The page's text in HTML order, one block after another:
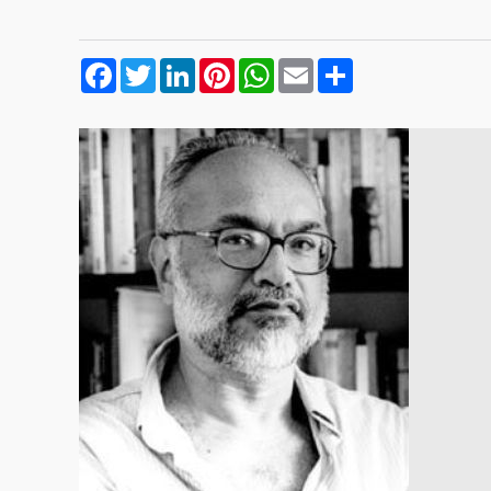
Facebook
TwitterLinkedInPinterestWhatsApp
Email